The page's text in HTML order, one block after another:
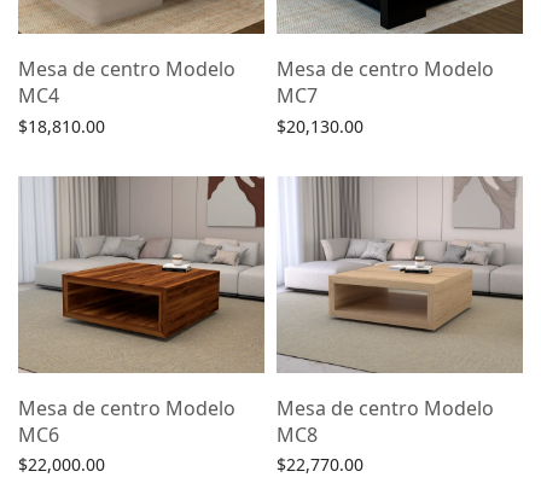
Mesa de centro Modelo
MC4
$18,810.00
Mesa de centro Modelo
MC7
$20,130.00
Mesa de centro Modelo
MC6
$22,000.00
Mesa de centro Modelo
MC8
$22,770.00